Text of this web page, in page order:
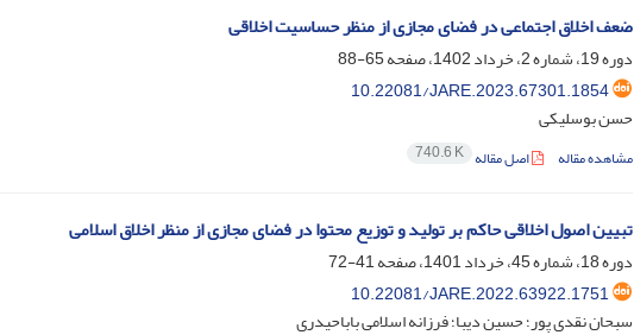
ضعف اخلاق اجتماعی در فضای مجازی از منظر حساسیت اخلاقی
دوره 19، شماره 2، خرداد 1402، صفحه
65-88
10.22081/JARE.2023.67301.1854
حسن بوسلیکی
مشاهده مقاله اصل مقاله 740.6 K
تبیین اصول اخلاقی حاکم بر تولید و توزیع محتوا در فضای مجازی از منظر اخلاق اسلامی
دوره 18، شماره 45، خرداد 1401، صفحه
41-72
10.22081/JARE.2022.63922.1751
سبحان نقدی پور؛ حسین دیبا؛ فرزانه اسلامی باباحیدری